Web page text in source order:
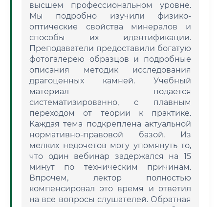
высшем профессиональном уровне.
Мы подробно изучили физико-
оптические свойства минералов и
способы их идентификации.
Преподаватели предоставили богатую
фотогалерею образцов и подробные
описания методик исследования
драгоценных камней. Учебный
материал подается
систематизированно, с плавным
переходом от теории к практике.
Каждая тема подкреплена актуальной
нормативно-правовой базой. Из
мелких недочетов могу упомянуть то,
что один вебинар задержался на 15
минут по техническим причинам.
Впрочем, лектор полностью
компенсировал это время и ответил
на все вопросы слушателей. Обратная